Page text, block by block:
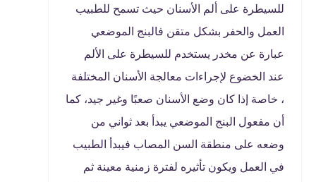
للسيطرة على ألم الأسنان حيث تسمح للطبيب
العمل والحفر بشكل متقن فالبنج الموضعي
عبارة عن مخدر يستخدم للسيطرة على الألم
عند الخضوع لإجراءات معالجة الأسنان المختلفة
، خاصة إذا كان وضع الأسنان صعبًا وغير جيد، كما
أن مفعول البنج الموضعي يبدأ بعد ثواني من
وضعه على منطقة السن المصاب فيبدأ الطبيب
في العمل ويكون تأثيره لفترة زمنية معينة ثم